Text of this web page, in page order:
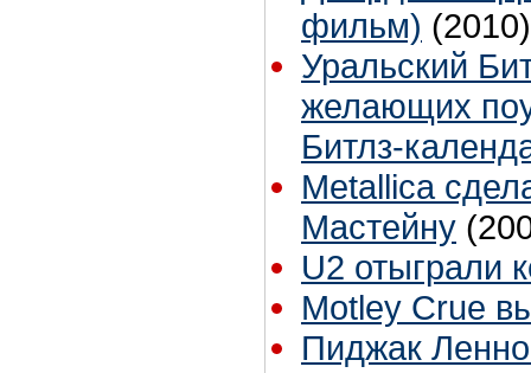
фильм) (2010)
Уральский
желающих
Битлз-
Metallica
Мастейну
U2 отыграли
Motley Crue
Пиджак